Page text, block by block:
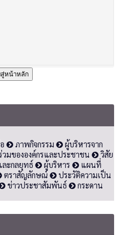
หน้าหลัก
ภาพกิจกรรม
ผู้บริหารจาก
วมขององค์กรและประชาชน
วิสัย
ะกลยุทธ์ ผู้บริหาร
แผนที่
ตราสัญลักษณ์
ประวัติความเป็น
ข่าวประชาสัมพันธ์
กระดาน